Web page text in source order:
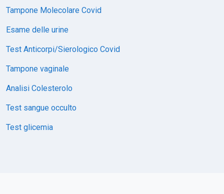
Tampone Molecolare Covid
Esame delle urine
Test Anticorpi/Sierologico Covid
Tampone vaginale
Analisi Colesterolo
Test sangue occulto
Test glicemia